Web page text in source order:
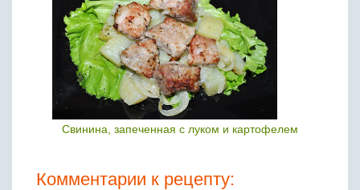
Свинина, запеченная с луком и картофелем
Комментарии к рецепту: